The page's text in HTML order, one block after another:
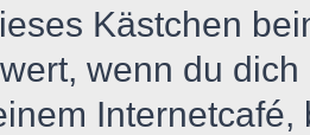
Kästchen
wenn du